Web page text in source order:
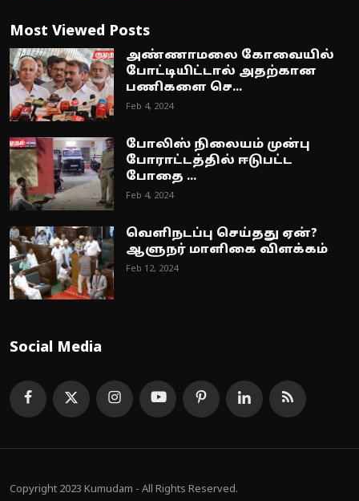
Most Viewed Posts
அண்ணாமலை கோவையில்
போட்டியிட்டால் அதற்கான
பணிகளை செ...
Feb 4, 2024
போலிஸ் நிலையம் முன்பு
போராட்டத்தில் ஈடுபட்ட
போதை ...
Feb 4, 2024
வெளிநடப்பு செய்தது ஏன்?
ஆளுநர் மாளிகை விளக்கம்
Feb 12, 2024
Social Media
Copyright 2023 Kumudam - All Rights Reserved.